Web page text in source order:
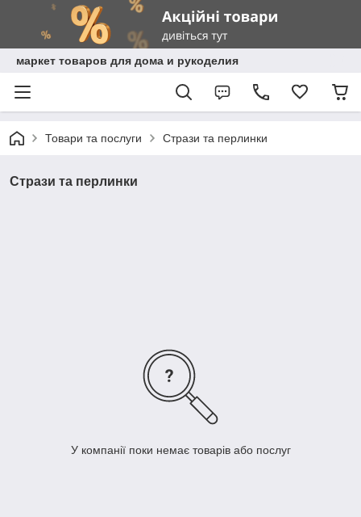
маркет товаров для дома и рукоделия
Товари та послуги Стрази та перлинки
Стрази та перлинки
У компанії поки немає товарів або послуг